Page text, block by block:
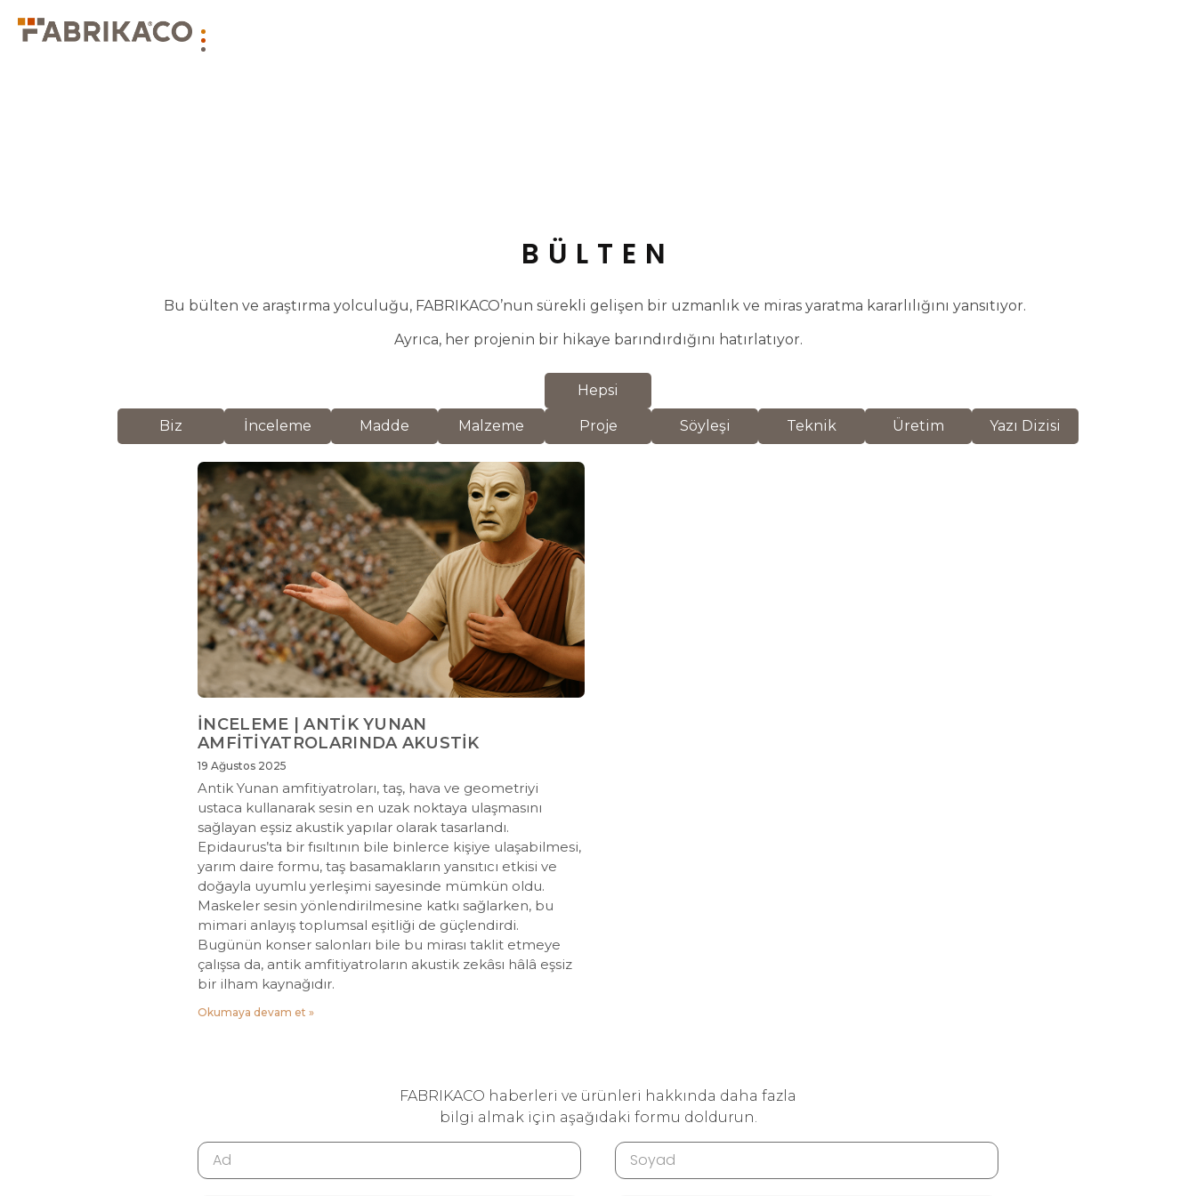
BÜLTEN
Bu bülten ve araştırma yolculuğu, FABRIKACO’nun sürekli gelişen bir uzmanlık ve miras yaratma kararlılığını yansıtıyor.
Ayrıca, her projenin bir hikaye barındırdığını hatırlatıyor.
Hepsi
Biz İnceleme Madde Malzeme Proje Söyleşi Teknik Üretim Yazı Dizisi
İNCELEME | ANTİK YUNAN
AMFİTİYATROLARINDA AKUSTİK
19 Ağustos 2025
Antik Yunan amfitiyatroları, taş, hava ve geometriyi
ustaca kullanarak sesin en uzak noktaya ulaşmasını
sağlayan eşsiz akustik yapılar olarak tasarlandı.
Epidaurus’ta bir fısıltının bile binlerce kişiye ulaşabilmesi,
yarım daire formu, taş basamakların yansıtıcı etkisi ve
doğayla uyumlu yerleşimi sayesinde mümkün oldu.
Maskeler sesin yönlendirilmesine katkı sağlarken, bu
mimari anlayış toplumsal eşitliği de güçlendirdi.
Bugünün konser salonları bile bu mirası taklit etmeye
çalışsa da, antik amfitiyatroların akustik zekâsı hâlâ eşsiz
bir ilham kaynağıdır.
Okumaya devam et »
FABRIKACO haberleri ve ürünleri hakkında daha fazla
bilgi almak için aşağıdaki formu doldurun.